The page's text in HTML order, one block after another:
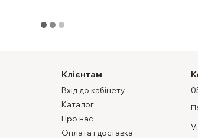
Клієнтам
Вхід до кабінету
Каталог
Про нас
Оплата і доставка